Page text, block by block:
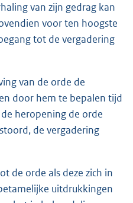
van zijn gedrag kan
voor ten hoogste
tot de vergadering
van de orde de
door hem te bepalen tijd
heropening de orde
de vergadering
de orde als deze zich in
uitdrukkingen